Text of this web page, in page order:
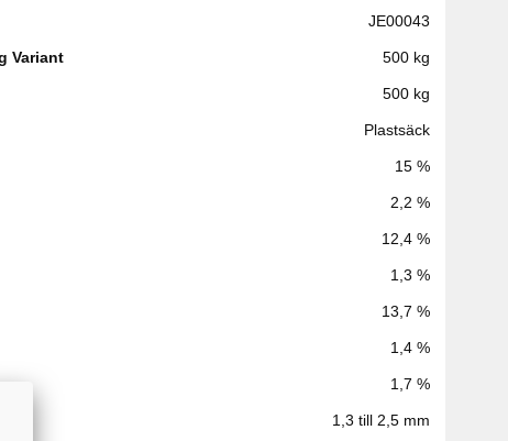
JE00043
Variant 500 kg
500 kg
Plastsäck
15 %
2,2 %
12,4 %
1,3 %
13,7 %
1,4 %
1,7 %
1,3 till 2,5 mm